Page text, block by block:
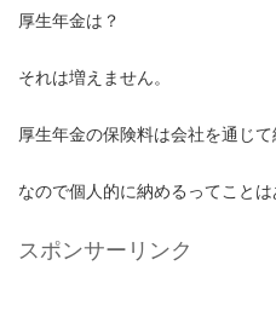
厚生年金は？
それは増えません。
厚生年金の保険料は会社を通じて
なので個人的に納めるってことは
スポンサーリンク